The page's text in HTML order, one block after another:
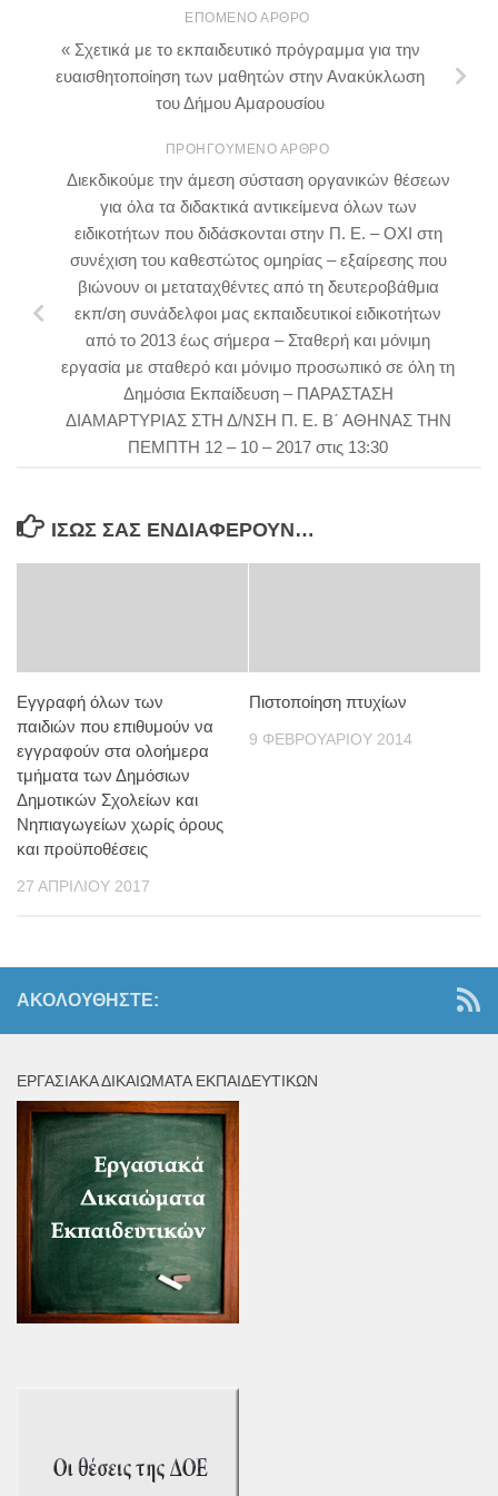
ΕΠΌΜΕΝΟ ΆΡΘΡΟ
« Σχετικά με το εκπαιδευτικό πρόγραμμα για την
ευαισθητοποίηση των μαθητών στην Ανακύκλωση
του Δήμου Αμαρουσίου
ΠΡΟΗΓΟΎΜΕΝΟ ΆΡΘΡΟ
Διεκδικούμε την άμεση σύσταση οργανικών θέσεων
για όλα τα διδακτικά αντικείμενα όλων των
ειδικοτήτων που διδάσκονται στην Π. Ε. – ΟΧΙ στη
συνέχιση του καθεστώτος ομηρίας – εξαίρεσης που
βιώνουν οι μεταταχθέντες από τη δευτεροβάθμια
εκπ/ση συνάδελφοι μας εκπαιδευτικοί ειδικοτήτων
από το 2013 έως σήμερα – Σταθερή και μόνιμη
εργασία με σταθερό και μόνιμο προσωπικό σε όλη τη
Δημόσια Εκπαίδευση – ΠΑΡΑΣΤΑΣΗ
ΔΙΑΜΑΡΤΥΡΙΑΣ ΣΤΗ Δ/ΝΣΗ Π. Ε. Β΄ ΑΘΗΝΑΣ ΤΗΝ
ΠΕΜΠΤΗ 12 – 10 – 2017 στις 13:30
ΊΣΩΣ ΣΑΣ ΕΝΔΙΑΦΈΡΟΥΝ…
Εγγραφή όλων των
παιδιών που επιθυμούν να
εγγραφούν στα ολοήμερα
τμήματα των Δημόσιων
Δημοτικών Σχολείων και
Νηπιαγωγείων χωρίς όρους
και προϋποθέσεις
27 ΑΠΡΙΛΊΟΥ 2017
Πιστοποίηση πτυχίων
9 ΦΕΒΡΟΥΑΡΊΟΥ 2014
ΑΚΟΛΟΥΘΉΣΤΕ:
ΕΡΓΑΣΙΑΚΆ ΔΙΚΑΙΏΜΑΤΑ ΕΚΠΑΙΔΕΥΤΙΚΏΝ